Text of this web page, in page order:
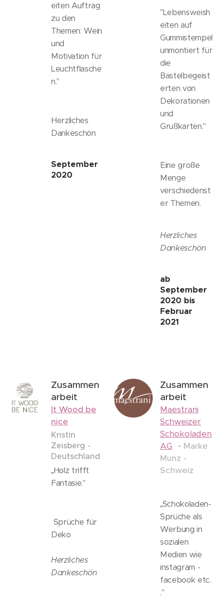
eiten Auftrag
zu den
Themen: Wein
und
Motivation für
Leuchtflasche
n."
Herzliches
Dankeschön
September
2020
"Lebensweish
eiten auf
Gummistempel
unmontiert für
die
Bastelbegeist
erten von
Dekorationen
und
Grußkarten."
Eine große
Menge
verschiedenst
er Themen.
Herzliches
Dankeschön
ab
September
2020 bis
Februar
2021
Zusammen
arbeit
It Wood be
nice
Kristin
Zeisberg -
Deutschland
„Holz trifft
Fantasie."
Sprüche für
Deko
Herzliches
Dankeschön
Zusammen
arbeit
Maestrani
Schweizer
Schokoladen
AG - Marke
Munz -
Schweiz
„Schokoladen-
Sprüche als
Werbung in
sozialen
Medien wie
instagram -
facebook etc.
."